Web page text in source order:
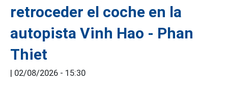
retroceder el coche en la
autopista Vinh Hao - Phan
Thiet
| 02/08/2026 - 15:30